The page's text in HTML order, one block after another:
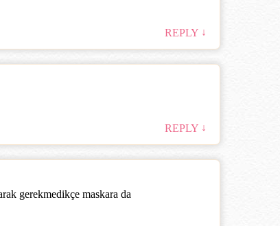
REPLY ↓
REPLY ↓
gerekmedikçe maskara da